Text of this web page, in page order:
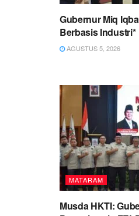
Gubernur Miq
Berbasis Industri*
AGUSTUS 5, 2026
MATARAM
Musda HKTI: